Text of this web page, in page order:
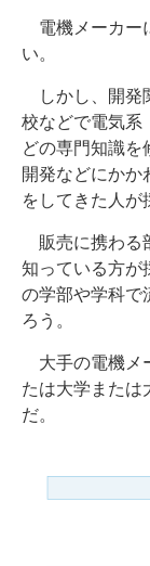
電機メーカー
い。
しかし、開発
校などで電気系
どの専門知識を
開発などにかか
をしてきた人が
販売に携わる
知っている方が
の学部や学科で
ろう。
大手の電機メ
たは大学または
だ。